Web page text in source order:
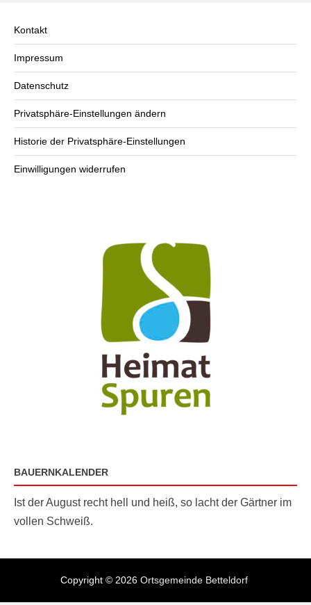
Kontakt
Impressum
Datenschutz
Privatsphäre-Einstellungen ändern
Historie der Privatsphäre-Einstellungen
Einwilligungen widerrufen
BAUERNKALENDER
Ist der August recht hell und heiß, so lacht der Gärtner im
vollen Schweiß.
Copyright © 2026 Ortsgemeinde Betteldorf